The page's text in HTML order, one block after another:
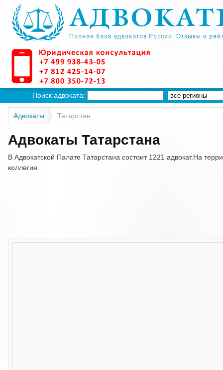
Поиск адвоката:
Адвокаты Татарстан
Адвокаты Татарстана
В Адвокатской Палате Татарстана состоит 1221 адвокат.На
коллегия.